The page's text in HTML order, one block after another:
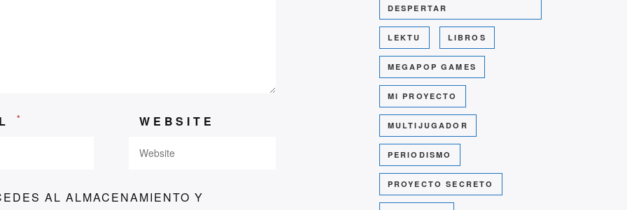
* WEBSITE
AL ALMACENAMIENTO Y
DESPERTAR
LEKTU LIBROS
MEGAPOP GAMES
MI PROYECTO
MULTIJUGADOR
PERIODISMO
PROYECTO SECRETO